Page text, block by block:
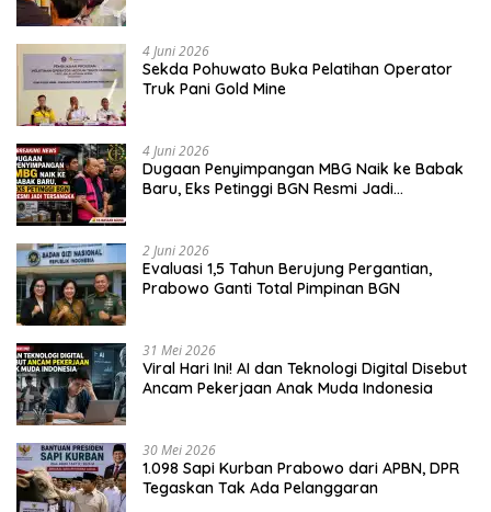
4 Juni 2026
Sekda Pohuwato Buka Pelatihan Operator
Truk Pani Gold Mine
4 Juni 2026
Dugaan Penyimpangan MBG Naik ke Babak
Baru, Eks Petinggi BGN Resmi Jadi
2 Juni 2026
Evaluasi 1,5 Tahun Berujung Pergantian,
Prabowo Ganti Total Pimpinan BGN
31 Mei 2026
Viral Hari Ini! AI dan Teknologi Digital Disebut
Ancam Pekerjaan Anak Muda Indonesia
30 Mei 2026
1.098 Sapi Kurban Prabowo dari APBN, DPR
Tegaskan Tak Ada Pelanggaran